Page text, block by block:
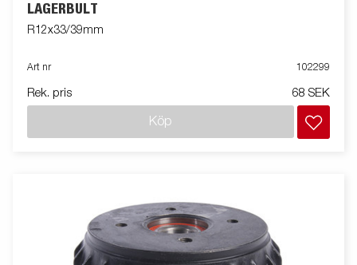
LAGERBULT
R12x33/39mm
Art nr 102299
Rek. pris 68 SEK
Köp